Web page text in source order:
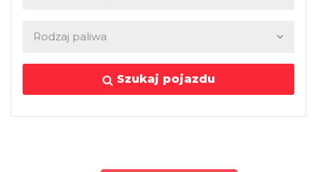
Szukaj pojazdu